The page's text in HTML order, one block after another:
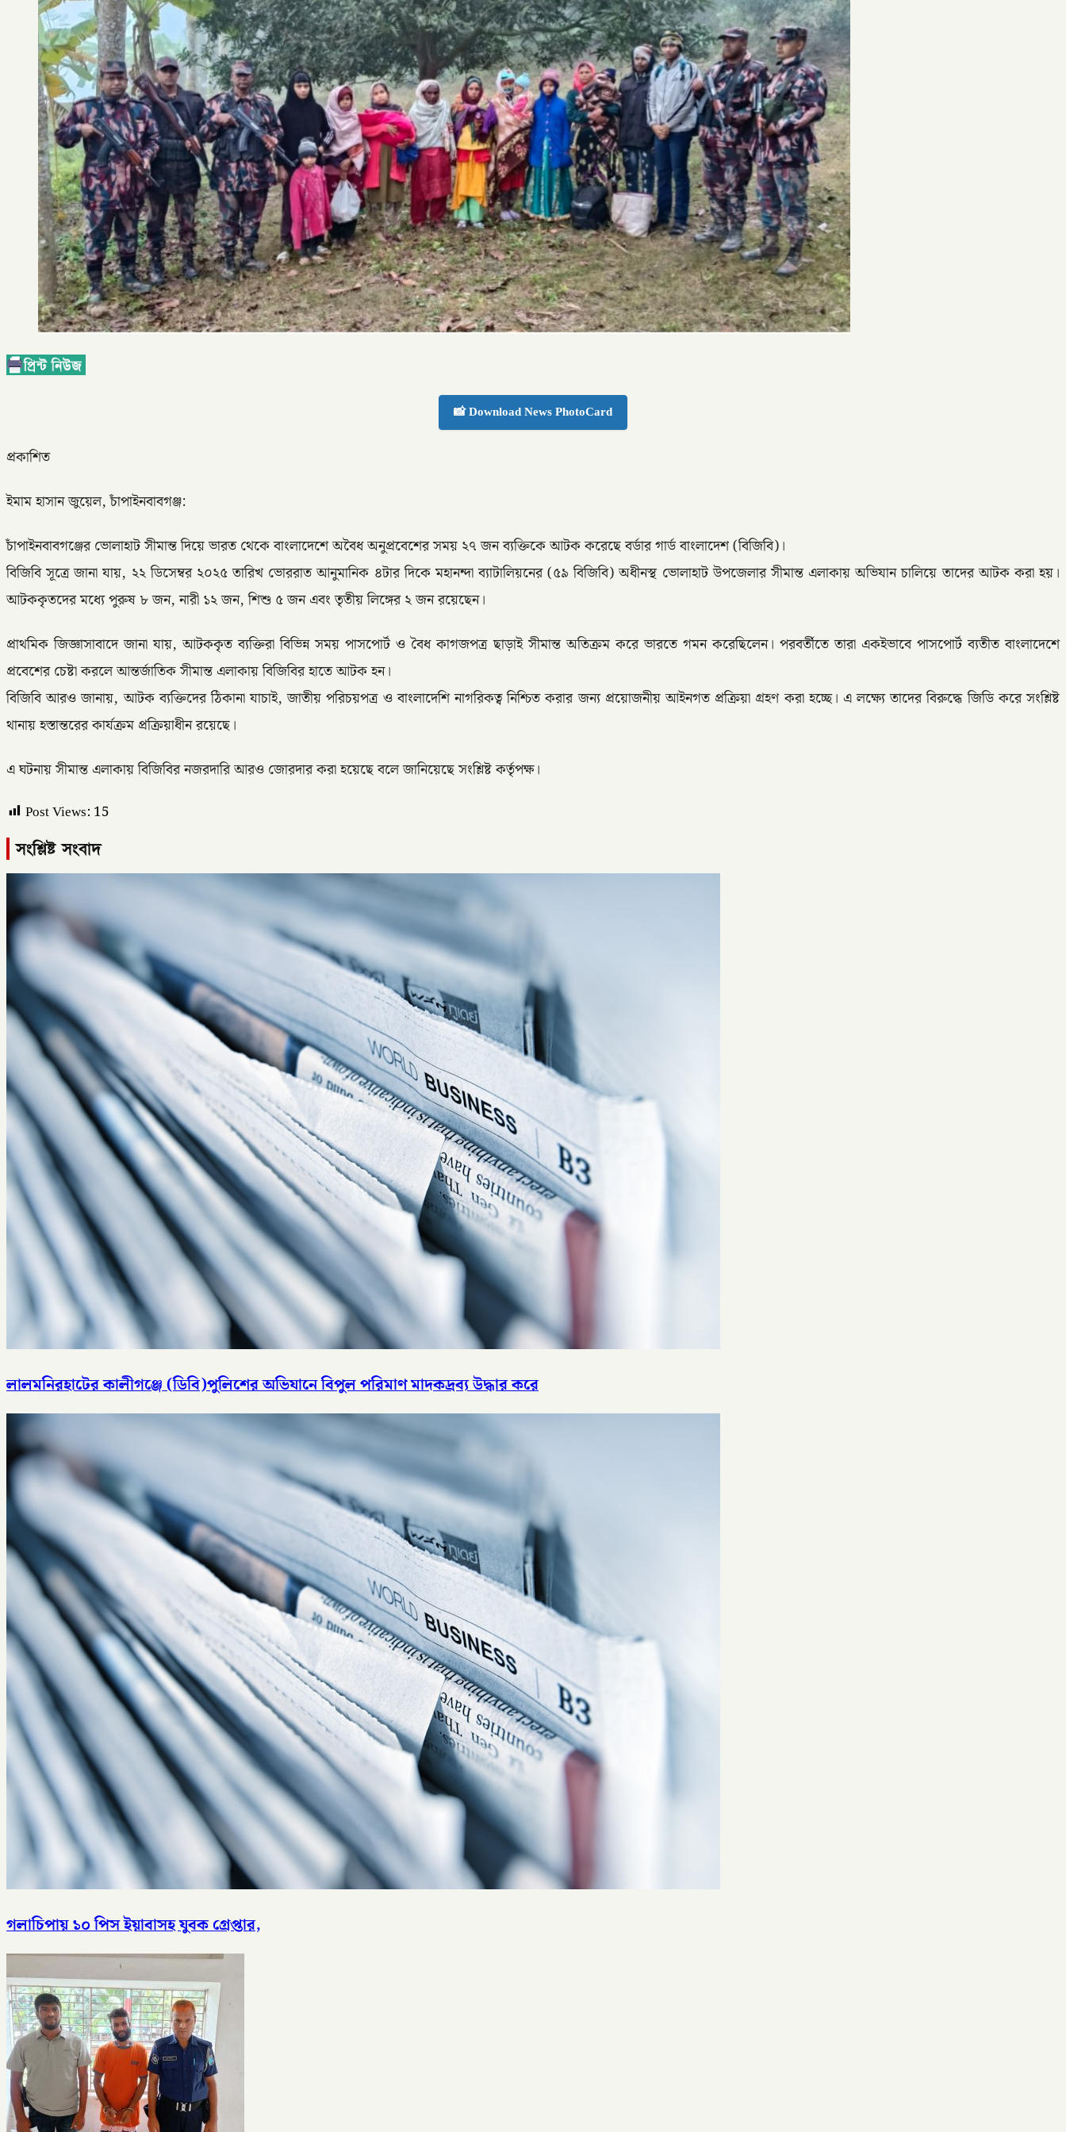
📸 Download News PhotoCard
প্রকাশিত
ইমাম হাসান জুয়েল, চাঁপাইনবাবগঞ্জ:
চাঁপাইনবাবগঞ্জের ভোলাহাট সীমান্ত দিয়ে ভারত থেকে বাংলাদেশে অবৈধ অনুপ্রবেশের সময় ২৭ জন ব্যক্তিকে আটক করেছে বর্ডার গার্ড বাংলাদেশ (বিজিবি)।
বিজিবি সূত্রে জানা যায়, ২২ ডিসেম্বর ২০২৫ তারিখ ভোররাত আনুমানিক ৪টার দিকে মহানন্দা ব্যাটালিয়নের (৫৯ বিজিবি) অধীনস্থ ভোলাহাট উপজেলার সীমান্ত এলাকায় অভিযান চালিয়ে তাদের আটক করা হয়।
আটককৃতদের মধ্যে পুরুষ ৮ জন, নারী ১২ জন, শিশু ৫ জন এবং তৃতীয় লিঙ্গের ২ জন রয়েছেন।
প্রাথমিক জিজ্ঞাসাবাদে জানা যায়, আটককৃত ব্যক্তিরা বিভিন্ন সময় পাসপোর্ট ও বৈধ কাগজপত্র ছাড়াই সীমান্ত অতিক্রম করে ভারতে গমন করেছিলেন। পরবর্তীতে তারা একইভাবে পাসপোর্ট ব্যতীত বাংলাদেশে
প্রবেশের চেষ্টা করলে আন্তর্জাতিক সীমান্ত এলাকায় বিজিবির হাতে আটক হন।
বিজিবি আরও জানায়, আটক ব্যক্তিদের ঠিকানা যাচাই, জাতীয় পরিচয়পত্র ও বাংলাদেশি নাগরিকত্ব নিশ্চিত করার জন্য প্রয়োজনীয় আইনগত প্রক্রিয়া গ্রহণ করা হচ্ছে। এ লক্ষ্যে তাদের বিরুদ্ধে জিডি করে সংশ্লিষ্ট
থানায় হস্তান্তরের কার্যক্রম প্রক্রিয়াধীন রয়েছে।
এ ঘটনায় সীমান্ত এলাকায় বিজিবির নজরদারি আরও জোরদার করা হয়েছে বলে জানিয়েছে সংশ্লিষ্ট কর্তৃপক্ষ।
Post Views: 15
সংশ্লিষ্ট সংবাদ
লালমনিরহাটের কালীগঞ্জে (ডিবি)পুলিশের অভিযানে বিপুল পরিমাণ মাদকদ্রব্য উদ্ধার করে
গলাচিপায় ১০ পিস ইয়াবাসহ যুবক গ্রেপ্তার,